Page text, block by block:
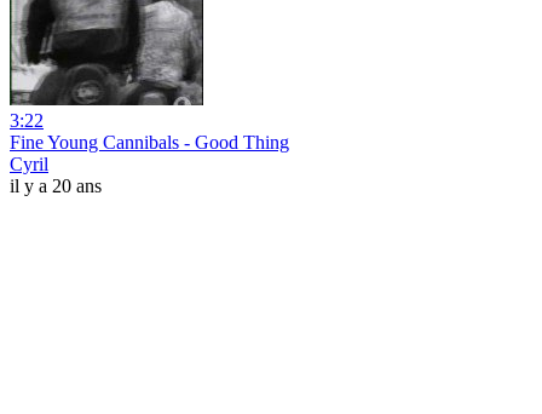
3:22
Fine Young Cannibals - Good Thing
Cyril
il y a 20 ans